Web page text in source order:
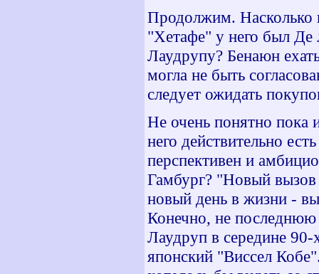
Продолжим. Насколько
"Хетафе" у него был Де
Лаудрупу? Бенаюн
могла не быть
следует ожидать
Не очень понятно
него действительно
перспективен и
Гамбург? "Новый вызов
новый день в жизни -
Конечно, не последнюю
Лаудруп в середине 90-
японский "Виссел